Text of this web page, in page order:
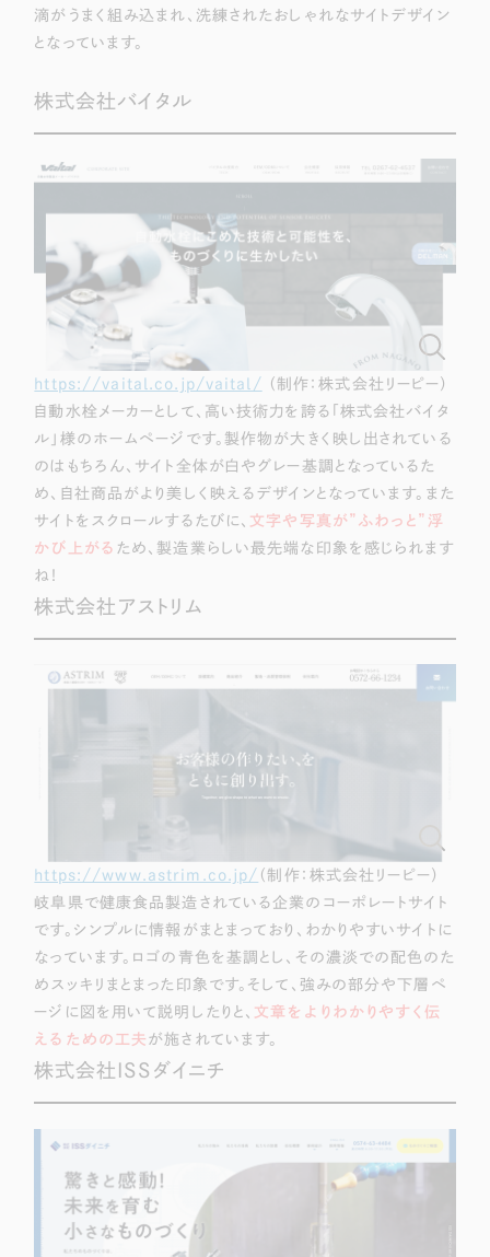
Works
すべて
コーポレート・企業サイト
ブランドサイト・サービスサイト （85件）
求人・採用サイト （61件）
キャンペーン・プロモーションサイト
ブランディング（ロゴ・印刷物）
（1件）
滴がうまく組み込まれ、洗練されたおしゃれなサイトデザイン
となっています。
株式会社バイタル
https://vaital.co.jp/vaital/
（制作：株式会社リーピー）
自動水栓メーカーとして、高い技術力を誇る「株式会社バイタ
ル」様のホームページです。製作物が大きく映し出されている
のはもちろん、サイト全体が白やグレー基調となっているた
め、自社商品がより美しく映えるデザインとなっています。また
サイトをスクロールするたびに、 文字や写真が”ふわっと”浮
かび上がる ため、製造業らしい最先端な印象を感じられます
ね！
株式会社アストリム
https://www.astrim.co.jp/ （制作：株式会社リーピー）
岐阜県で健康食品製造されている企業のコーポレートサイト
です。シンプルに情報がまとまっており、わかりやすいサイトに
なっています。ロゴの青色を基調とし、その濃淡での配色のた
めスッキリまとまった印象です。そして、強みの部分や下層ペ
ージに図を用いて説明したりと、 文章をよりわかりやすく伝
えるための工夫 が施されています。
株式会社ISSダイニチ